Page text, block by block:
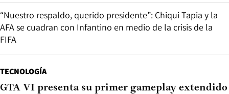
“Nuestro respaldo, querido presidente”: Chiqui Tapia y la
AFA se cuadran con Infantino en medio de la crisis de la
FIFA
TECNOLOGÍA
GTA VI presenta su primer gameplay extendido